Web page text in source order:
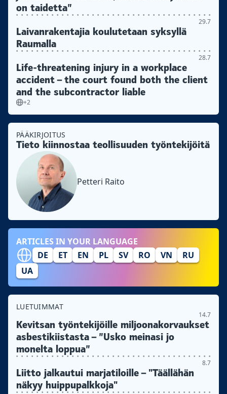
on taidetta”
29.7
Laivanrakentajia koulutetaan syksyllä
Raumalla
28.7
Life-threatening injury in a workplace
accident – the court found both the client
and the subcontractor liable
+2
PÄÄKIRJOITUS
Tieto kiinnostaa teollisuuden työntekijöitä
Petteri Raito
ARTICLES IN YOUR LANGUAGE
DE
ET EN PL SV RO VN
RU
UA
LUETUIMMAT
14.7
Kevitsan työntekijöille miljoonakorvaukset
asbestikiistasta – ”Usko meinasi jo
monelta loppua”
8.7
Liitto jalkautui marjatiloille – "Täällähän
näkyy huippupalkkoja"